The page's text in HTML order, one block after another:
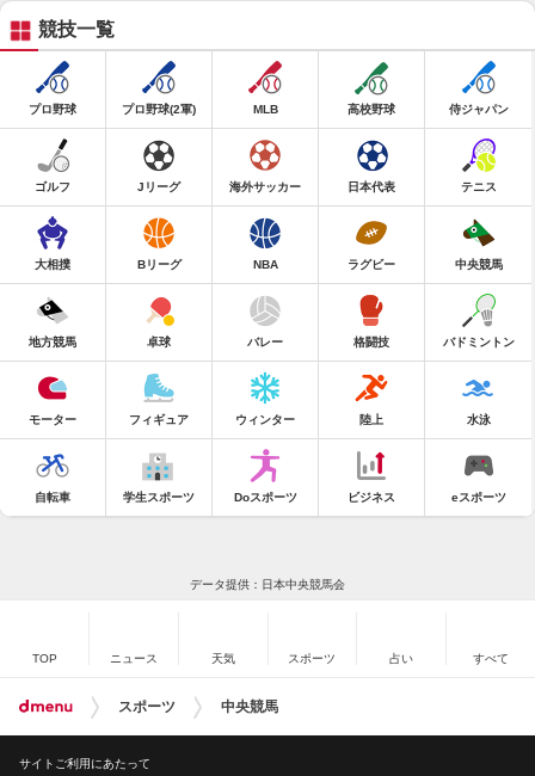
競技一覧
プロ野球 プロ野球(2軍) MLB 高校野球 侍ジャパン
ゴルフ Jリーグ 海外サッカー 日本代表 テニス
大相撲 Bリーグ NBA ラグビー 中央競馬
地方競馬 卓球 バレー 格闘技 バドミントン
モーター フィギュア ウィンター 陸上 水泳
自転車 学生スポーツ Doスポーツ ビジネス eスポーツ
データ提供：日本中央競馬会
TOP ニュース 天気 スポーツ 占い すべて
スポーツ 中央競馬
サイトご利用にあたって